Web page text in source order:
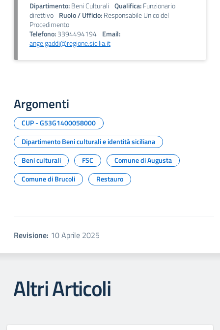
Dipartimento:Beni Culturali Qualifica:Funzionario
direttivo Ruolo / Ufficio:Responsabile Unico del
Procedimento
Telefono:3394494194 Email:
ange.gaddi@regione.sicilia.it
Argomenti
CUP - G53G1400058000
Dipartimento Beni culturali e identità siciliana
Beni culturali
FSC
Comune di Augusta
Comune di Brucoli
Restauro
Revisione: 10 Aprile 2025
Altri Articoli